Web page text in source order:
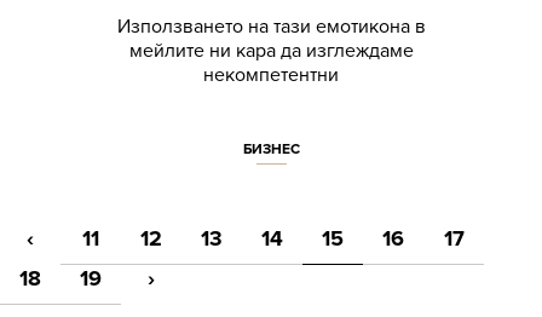
Използването на тази емотикона в
мейлите ни кара да изглеждаме
некомпетентни
БИЗНЕС
‹ 11 12 13 14 15 16
17
18
19 ›